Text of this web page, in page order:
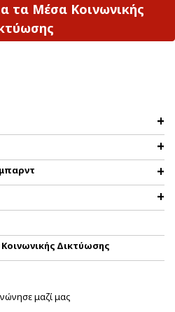
τα Μέσα Κοινωνικής
Δικτύωσης
μαζί μας